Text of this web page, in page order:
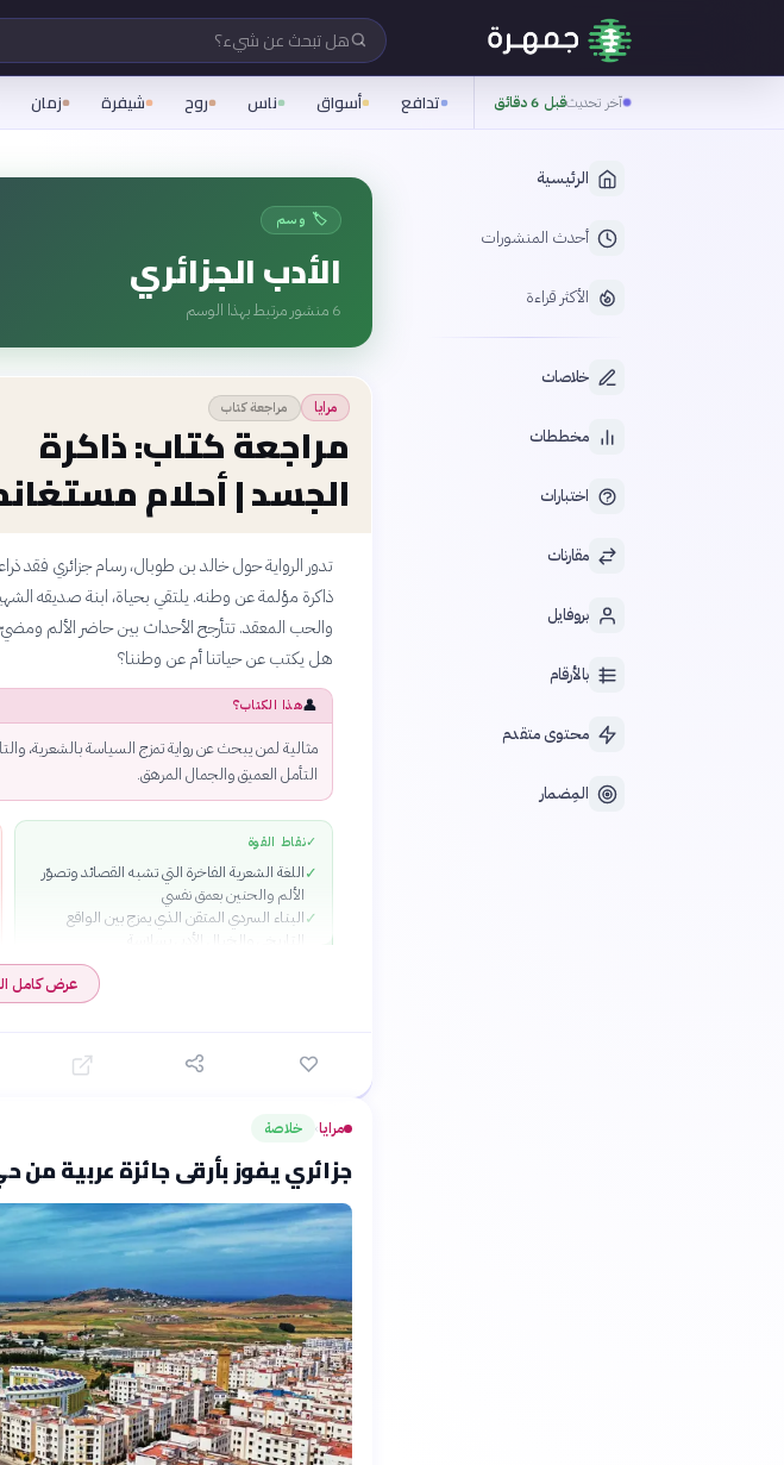
هل تبحث عن شيء؟
آخر تحديثقبل 6 دقائق تدافع أسواق ناس روح شيفرة زمان
الرئيسية
أحدث المنشورات
الأكثر قراءة
خلاصات
مخططات
اختبارات
مقارنات
بروفايل
بالأرقام
محتوى متقدم
المِضمار
🏷️ وسم
الأدب الجزائري
6 منشور مرتبط بهذا الوسم
مرايا مراجعة كتاب
مراجعة كتاب: ذاكرة
الجسد | أحلام
تدور الرواية حول خالد بن طوبال، رسام جزائري فقد
ذاكرة مؤلمة عن وطنه. يلتقي بحياة، ابنة صديقه
والحب المعقد. تتأرجح الأحداث بين حاضر الألم
هل يكتب عن حياتنا أم عن وطننا؟
👤هذا الكتاب؟
مثالية لمن يبحث عن رواية تمزج السياسة بالشعرية،
التأمل العميق والجمال المرهق.
✓نقاط القوة
✓اللغة الشعرية الفاخرة التي تشبه القصائد وتصوّر
الألم والحنين بعمق نفسي
✓البناء السردي المتقن الذي يمزج بين الواقع
التاريخي والخيال الأدبي بسلاسة
شخصيات معقدة وعميقة تثير التعاطف والتفكر
القدرة على تحويل الحب الفردي إلى مجاز للعلاقة
عرض كامل
مرايا› خلاصة
جزائري يفوز بأرقى جائزة عربية من